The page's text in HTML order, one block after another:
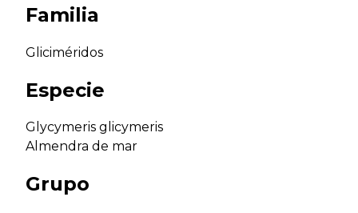
Familia
Gliciméridos
Especie
Glycymeris glicymeris
Almendra de mar
Grupo